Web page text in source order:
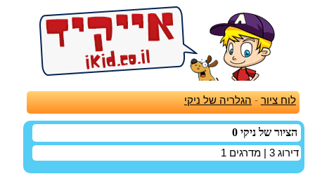
לוח ציור - הגלריה של ניקי
הציור של ניקי 0
דירוג 3 | מדרגים 1